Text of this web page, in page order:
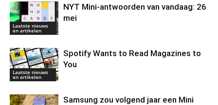
Laatste nieuws
en artikelen
NYT Mini-antwoorden van vandaag: 26
mei
Laatste nieuws
en artikelen
Spotify Wants to Read Magazines to
You
Samsung zou volgend jaar een Mini